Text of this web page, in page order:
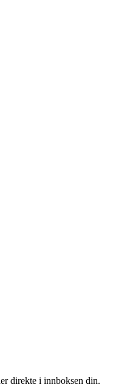
direkte i innboksen din.